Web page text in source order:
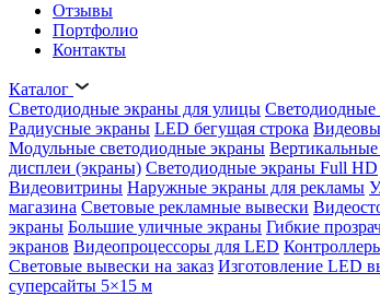
Отзывы
Портфолио
Контакты
Каталог
Светодиодные экраны для улицы
Радиусные экраны LED бегущая строка
Модульные светодиодные экраны
дисплеи (экраны) Светодиодные экраны Full HD
Видеовитрины Наружные экраны для рекламы
магазина Световые рекламные вывески
экраны Большие уличные экраны Гибкие
экранов Видеопроцессоры для LED
Световые вывески на заказ Изготовление LED
суперсайты 5×15 м